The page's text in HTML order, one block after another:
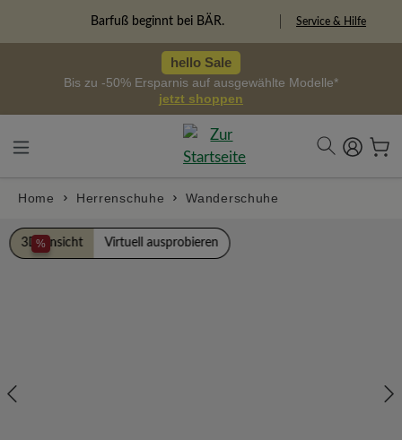
Barfuß beginnt bei BÄR. Service & Hilfe
hello Sale
Bis zu -50% Ersparnis auf ausgewählte Modelle*
jetzt shoppen
Home Herrenschuhe Wanderschuhe
%
Bildergalerie überspringen
3D Ansicht Virtuell ausprobieren